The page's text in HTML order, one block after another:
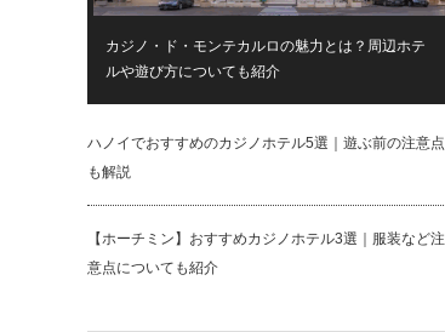
カジノ・ド・モンテカルロの魅力とは？周辺ホテ
ルや遊び方についても紹介
ハノイでおすすめのカジノホテル5選｜遊ぶ前の注意点
も解説
【ホーチミン】おすすめカジノホテル3選｜服装など注
意点についても紹介